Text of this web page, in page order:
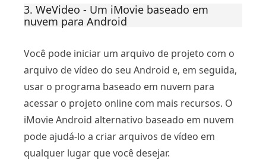
3. WeVideo - Um iMovie baseado em
nuvem para Android
Você pode iniciar um arquivo de projeto com o
arquivo de vídeo do seu Android e, em seguida,
usar o programa baseado em nuvem para
acessar o projeto online com mais recursos. O
iMovie Android alternativo baseado em nuvem
pode ajudá-lo a criar arquivos de vídeo em
qualquer lugar que você desejar.